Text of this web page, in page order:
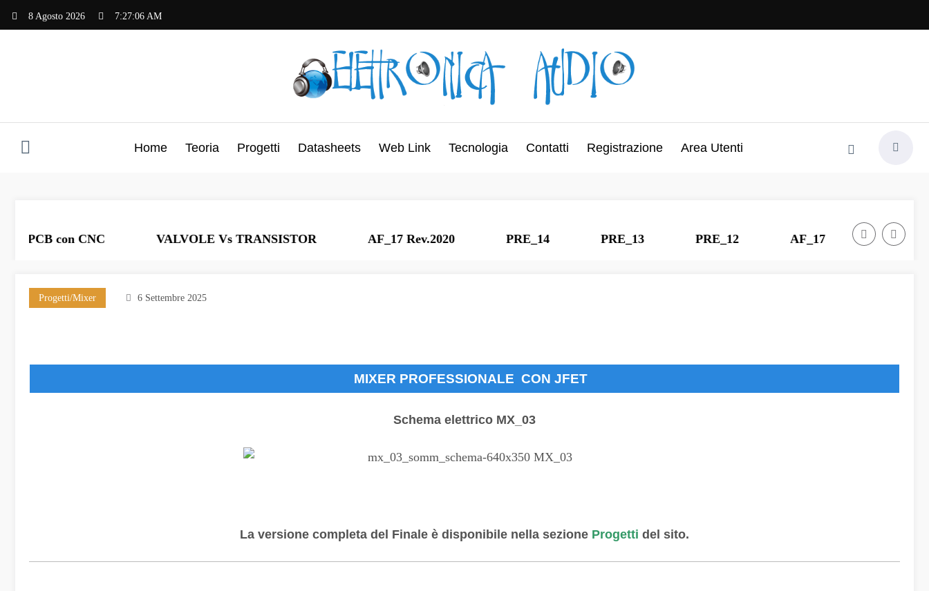
8 Agosto 2026 7:27:06 AM
Home Teoria Progetti Datasheets Web Link Tecnologia Contatti Registrazione Area Utenti
con CNC VALVOLE Vs TRANSISTOR AF_17 Rev.2020 PRE_14 PRE_13 PRE_12 AF_17 PRE_11
Progetti/Mixer 6 Settembre 2025
MIXER PROFESSIONALE CON JFET
Schema elettrico MX_03
La versione completa del Finale è disponibile nella sezione Progetti del sito.